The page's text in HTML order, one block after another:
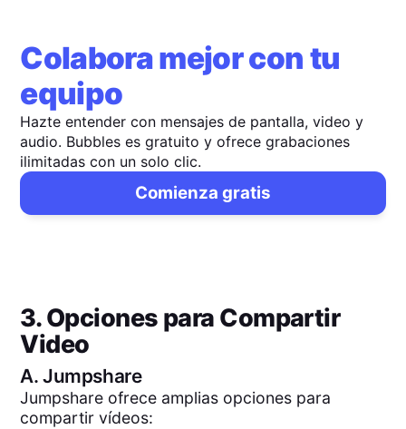
Colabora mejor con tu
equipo
Hazte entender con mensajes de pantalla, video y
audio. Bubbles es gratuito y ofrece grabaciones
ilimitadas con un solo clic.
Comienza gratis
3. Opciones para Compartir
Video
A.Jumpshare
Jumpshare ofrece amplias opciones para
compartir vídeos: